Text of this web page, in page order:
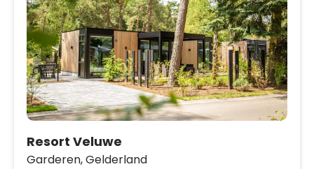
Resort Veluwe
Garderen,Gelderland